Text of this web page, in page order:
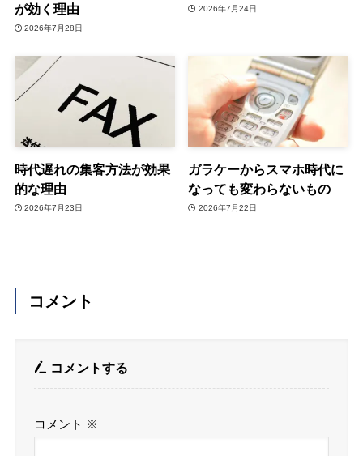
が効く理由
2026年7月28日
2026年7月24日
時代遅れの集客方法が効果
的な理由
2026年7月23日
ガラケーからスマホ時代に
なっても変わらないもの
2026年7月22日
コメント
コメントする
コメント ※